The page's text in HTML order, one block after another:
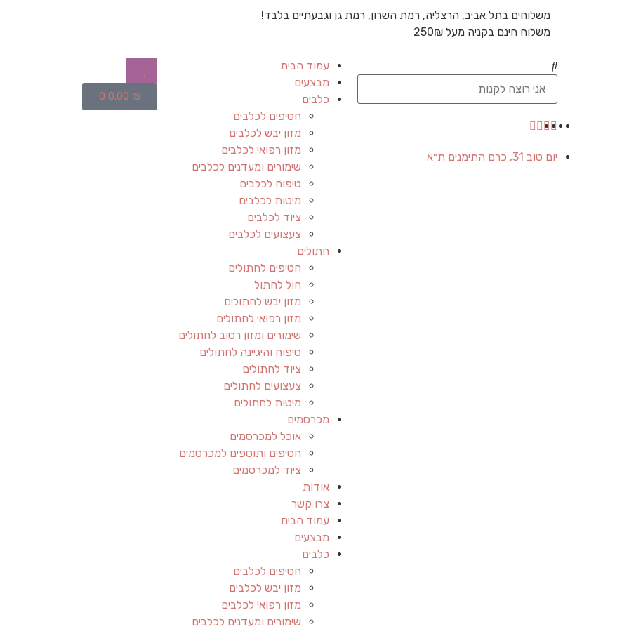
משלוחים בתל אביב, הרצליה, רמת השרון, רמת גן וגבעתיים בלבד!
משלוח חינם בקניה מעל 250₪
יום טוב 31, כרם התימנים ת״א
עמוד הבית
מבצעים
כלבים
חטיפים לכלבים
מזון יבש לכלבים
מזון רפואי לכלבים
שימורים ומעדנים לכלבים
טיפוח לכלבים
מיטות לכלבים
ציוד לכלבים
צעצועים לכלבים
חתולים
חטיפים לחתולים
חול לחתול
מזון יבש לחתולים
מזון רפואי לחתולים
שימורים ומזון רטוב לחתולים
טיפוח והיגיינה לחתולים
ציוד לחתולים
צעצועים לחתולים
מיטות לחתולים
מכרסמים
אוכל למכרסמים
חטיפים ותוספים למכרסמים
ציוד למכרסמים
אודות
צרו קשר
עמוד הבית
מבצעים
כלבים
חטיפים לכלבים
מזון יבש לכלבים
מזון רפואי לכלבים
שימורים ומעדנים לכלבים
0.00 ₪
0